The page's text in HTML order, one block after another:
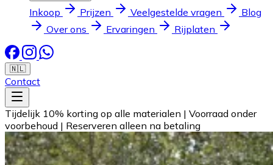
Inkoop Prijzen Veelgestelde vragen
Blog
Over ons
Ervaringen Rijplaten
🇳🇱
Contact
Tijdelijk 10% korting op alle materialen | Voorraad onder
voorbehoud | Reserveren alleen na betaling